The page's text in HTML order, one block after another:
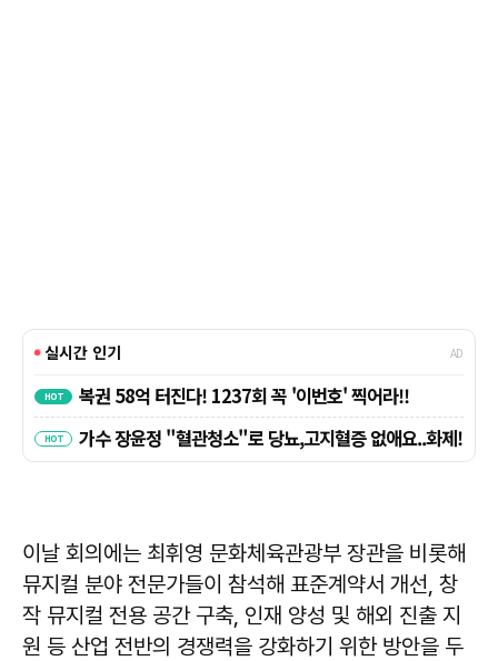
이날 회의에는 최휘영 문화체육관광부 장관을 비롯해
뮤지컬 분야 전문가들이 참석해 표준계약서 개선, 창
작 뮤지컬 전용 공간 구축, 인재 양성 및 해외 진출 지
원 등 산업 전반의 경쟁력을 강화하기 위한 방안을 두